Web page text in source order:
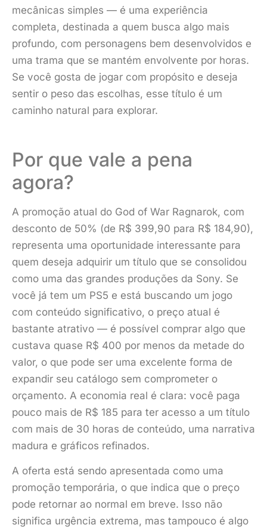
mecânicas simples — é uma experiência
completa, destinada a quem busca algo mais
profundo, com personagens bem desenvolvidos e
uma trama que se mantém envolvente por horas.
Se você gosta de jogar com propósito e deseja
sentir o peso das escolhas, esse título é um
caminho natural para explorar.
Por que vale a pena
agora?
A promoção atual do God of War Ragnarok, com
desconto de 50% (de R$ 399,90 para R$ 184,90),
representa uma oportunidade interessante para
quem deseja adquirir um título que se consolidou
como uma das grandes produções da Sony. Se
você já tem um PS5 e está buscando um jogo
com conteúdo significativo, o preço atual é
bastante atrativo — é possível comprar algo que
custava quase R$ 400 por menos da metade do
valor, o que pode ser uma excelente forma de
expandir seu catálogo sem comprometer o
orçamento. A economia real é clara: você paga
pouco mais de R$ 185 para ter acesso a um título
com mais de 30 horas de conteúdo, uma narrativa
madura e gráficos refinados.
A oferta está sendo apresentada como uma
promoção temporária, o que indica que o preço
pode retornar ao normal em breve. Isso não
significa urgência extrema, mas tampouco é algo